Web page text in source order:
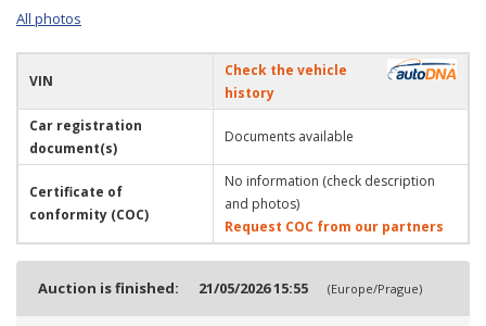
All photos
VIN
Check the vehicle
history
Car registration
document(s)
Documents available
Certificate of
conformity (COC)
No information (check description
and photos)
Request COC from our partners
Auction is finished: 21/05/2026 15:55 (Europe/Prague)